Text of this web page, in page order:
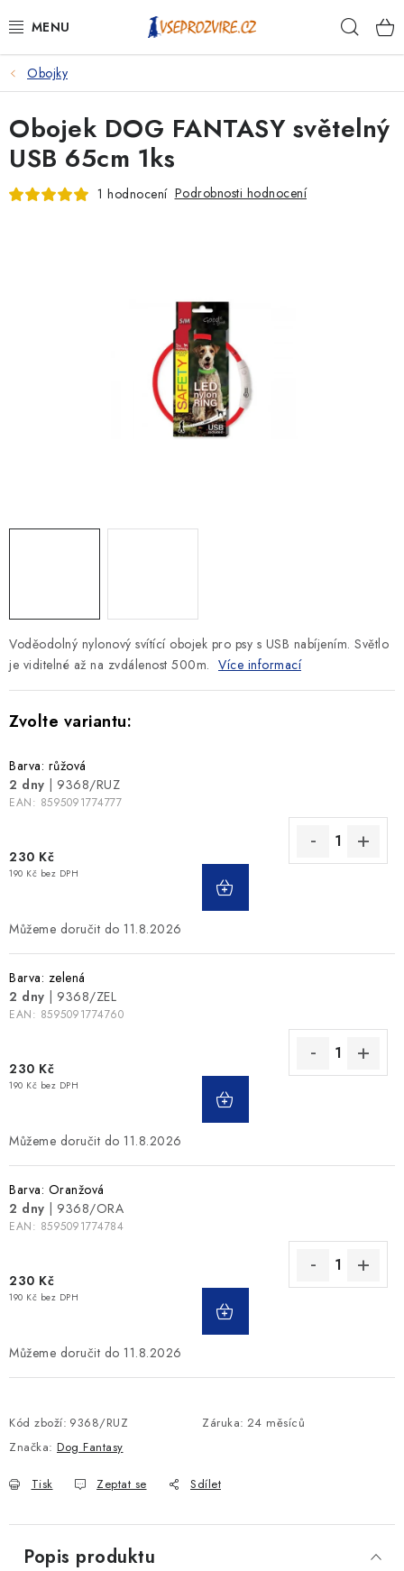
na
PSI
KOČKY
KONĚ
KRÁLÍCI/HLODAVCI/PTÁCI
Podmínky ochrany osobních údajů
Obojky
Voděodolný nylonový svítící obojek pro psy s USB nabíjením. Světlo
je viditelné až na zvdálenost 500m. Více informací
Barva: růžová
2 dny
| 9368/RUZ
EAN: 8595091774777
230 Kč
190 Kč bez DPH
11.8.2026
Barva: zelená
2 dny
| 9368/ZEL
EAN: 8595091774760
230 Kč
190 Kč bez DPH
11.8.2026
Barva: Oranžová
2 dny
| 9368/ORA
EAN: 8595091774784
230 Kč
190 Kč bez DPH
11.8.2026
Kód zboží: 9368/RUZ Záruka: 24 měsíců
Značka: Dog Fantasy
Tisk Zeptat se Sdílet
Obojek DOG FANTASY světelný
USB 65cm 1ks
1 hodnocení Podrobnosti hodnocení
Popis produktu